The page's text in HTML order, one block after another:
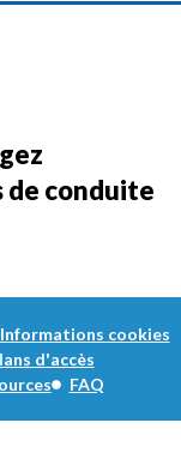
de conduite
Informations cookies
d'accès
FAQ